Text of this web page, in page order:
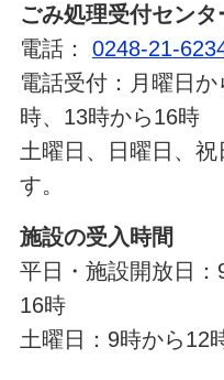
ごみ処理受付センタ
電話： 0248-21-
電話受付：月曜日
時、13時から16時
土曜日、日曜日、
す。
施設の受入時間
平日・施設開放日
16時
土曜日：9時から12